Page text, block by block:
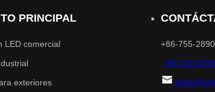
PRINCIPAL
LED comercial
exteriores
+86-755-
+86